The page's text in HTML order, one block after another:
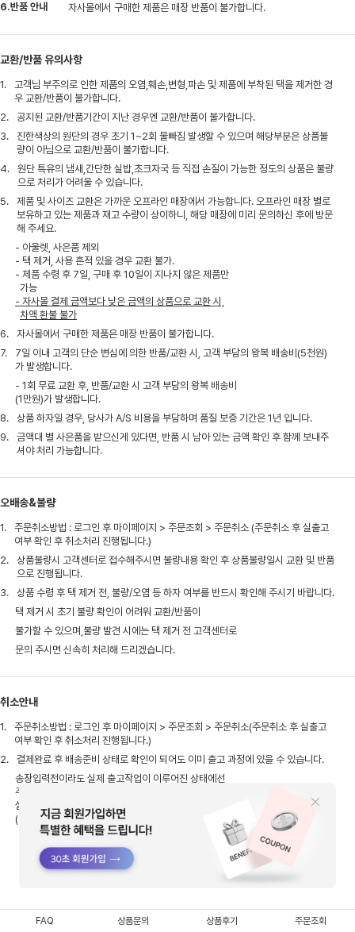
6.반품 안내
자사몰에서 구매한 제품은 매장 반품이 불가합니다.
교환/반품 유의사항
1.
고객님 부주의로 인한 제품의 오염,훼손,변형,파손 및 제품에 부착된 택을 제거한 경
우 교환/반품이 불가합니다.
2.
공지된 교환/반품기간이 지난 경우엔 교환/반품이 불가합니다.
3.
진한색상의 원단의 경우 초기 1~2회 물빠짐 발생할 수 있으며 해당부분은 상품불
량이 아님으로 교환/반품이 불가합니다.
4.
원단 특유의 냄새,간단한 실밥,초크자국 등 직접 손질이 가능한 정도의 상품은 불량
으로 처리가 어려울 수 있습니다.
5.
제품 및 사이즈 교환은 가까운 오프라인 매장에서 가능합니다. 오프라인 매장 별로
보유하고 있는 제품과 재고 수량이 상이하니, 해당 매장에 미리 문의하신 후에 방문
해 주세요.
- 아울렛, 사은품 제외
- 택 제거, 사용 흔적 있을 경우 교환 불가.
- 제품 수령 후 7일, 구매 후 10일이 지나지 않은 제품만
가능
- 자사몰 결제 금액보다 낮은 금액의 상품으로 교환 시,
차액 환불 불가
6.
자사몰에서 구매한 제품은 매장 반품이 불가합니다.
7.
7일 이내 고객의 단순 변심에 의한 반품/교환 시, 고객 부담의 왕복 배송비(5천원)
가 발생합니다.
- 1회 무료 교환 후, 반품/교환 시 고객 부담의 왕복 배송비
(1만원)가 발생합니다.
8.
상품 하자일 경우, 당사가 A/S 비용을 부담하며 품질 보증 기간은 1년 입니다.
9.
금액대 별 사은품을 받으신게 있다면, 반품 시 남아 있는 금액 확인 후 함께 보내주
셔야 처리 가능합니다.
오배송&불량
1.
주문취소방법 : 로그인 후 마이페이지 > 주문조회 > 주문취소 (주문취소 후 실출고
여부 확인 후 취소처리 진행됩니다.)
2.
상품불량시 고객센터로 접수해주시면 불량내용 확인 후 상품불량일시 교환 및 반품
으로 진행됩니다.
3.
상품 수령 후 택 제거 전, 불량/오염 등 하자 여부를 반드시 확인해 주시기 바랍니다.
택 제거 시 초기 불량 확인이 어려워 교환/반품이
불가할 수 있으며,불량 발견 시에는 택 제거 전 고객센터로
문의 주시면 신속히 처리해 드리겠습니다.
취소안내
1.
주문취소방법 : 로그인 후 마이페이지 > 주문조회 > 주문취소(주문취소 후 실출고
여부 확인 후 취소처리 진행됩니다.)
2.
결제완료 후 배송준비 상태로 확인이 되어도 이미 출고 과정에 있을 수 있습니다.
송장입력전이라도 실제 출고작업이 이루어진 상태에선
주문취소가 불가한점 참고 부탁드리며,
실출고 이후엔 상품 수령 후 반품으로 접수해주셔야 합니다.
(반품시 배송비는 고객님이 부담해주셔야 합니다)
FAQ 상품문의 상품후기 주문조회